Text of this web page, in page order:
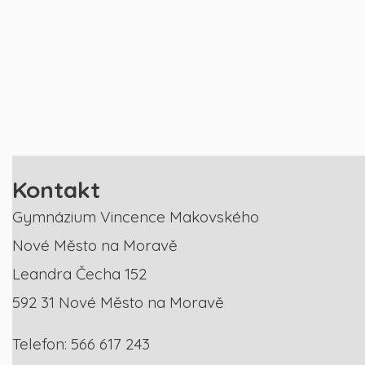
Kontakt
Gymnázium Vincence Makovského
Nové Město na Moravě
Leandra Čecha 152
592 31 Nové Město na Moravě
Telefon: 566 617 243